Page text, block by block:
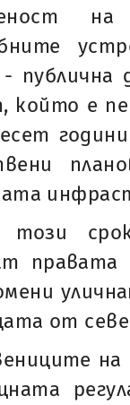
публична
който е
правата
от